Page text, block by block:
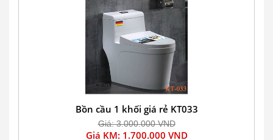
Bồn cầu 1 khối giá rẻ KT033
Giá: 3.000.000 VND
Giá KM: 1.700.000 VND